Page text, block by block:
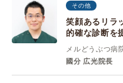
その他
笑顔あるリラ
的確な診断を
メルどうぶつ病
國分 広光院長